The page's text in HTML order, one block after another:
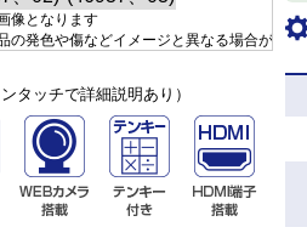
像となります
の発色や傷などイメージと異なる場合が
ンタッチで詳細説明あり）